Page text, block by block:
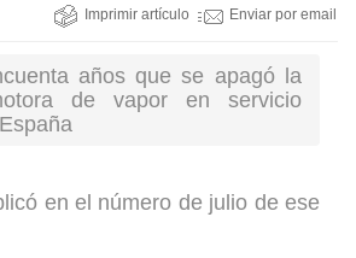
Imprimir artículo Enviar por email
años que se apagó la
de vapor en servicio
en el número de julio de ese